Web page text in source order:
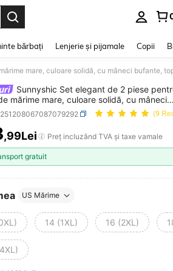
bărbați Lenjerie și pijamale Copii
Sunnyshic Set elegant de 2 piese
mărime mare, culoare solidă, cu mâneci
top scurt și fustă, stil vacanță
(9
AND
,99Lei Preț incluzând TVA și taxe vamale
gratuit
US Mărime
14 (1XL) 16 (2XL)